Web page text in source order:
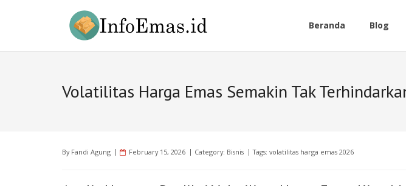
Beranda Blog
Volatilitas Harga Emas Semakin Tak
By Fandi Agung February 15, 2026 Category: Bisnis Tags: volatilitas harga emas 2026